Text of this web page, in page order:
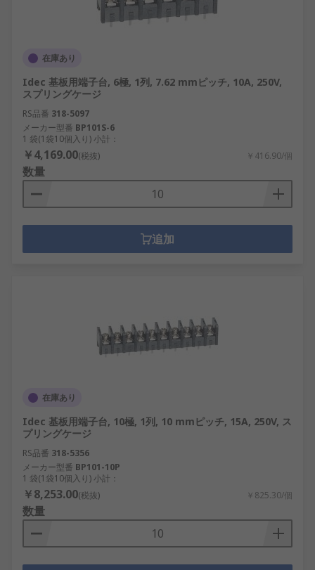
在庫あり
Idec 基板用端子台, 6極, 1列, 7.62 mmピッチ, 10A, 250V,
スプリングケージ
RS品番 318-5097
メーカー型番 BP101S-6
1 袋(1袋10個入り) 小計：
￥4,169.00(税抜) ￥416.90/個
数量
追加
在庫あり
Idec 基板用端子台, 10極, 1列, 10 mmピッチ, 15A, 250V, ス
プリングケージ
RS品番 318-5356
メーカー型番 BP101-10P
1 袋(1袋10個入り) 小計：
￥8,253.00(税抜) ￥825.30/個
数量